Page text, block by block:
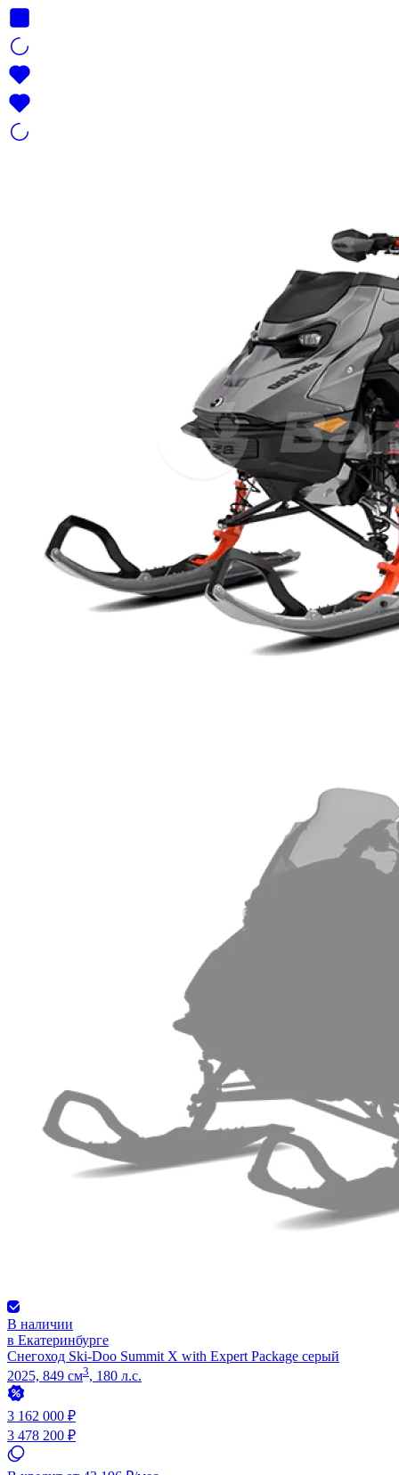
В наличии
в Екатеринбурге
Снегоход Ski-Doo Summit X with Expert Package серый
2025, 849 см3, 180 л.с.
3 162 000 ₽
3 478 200 ₽